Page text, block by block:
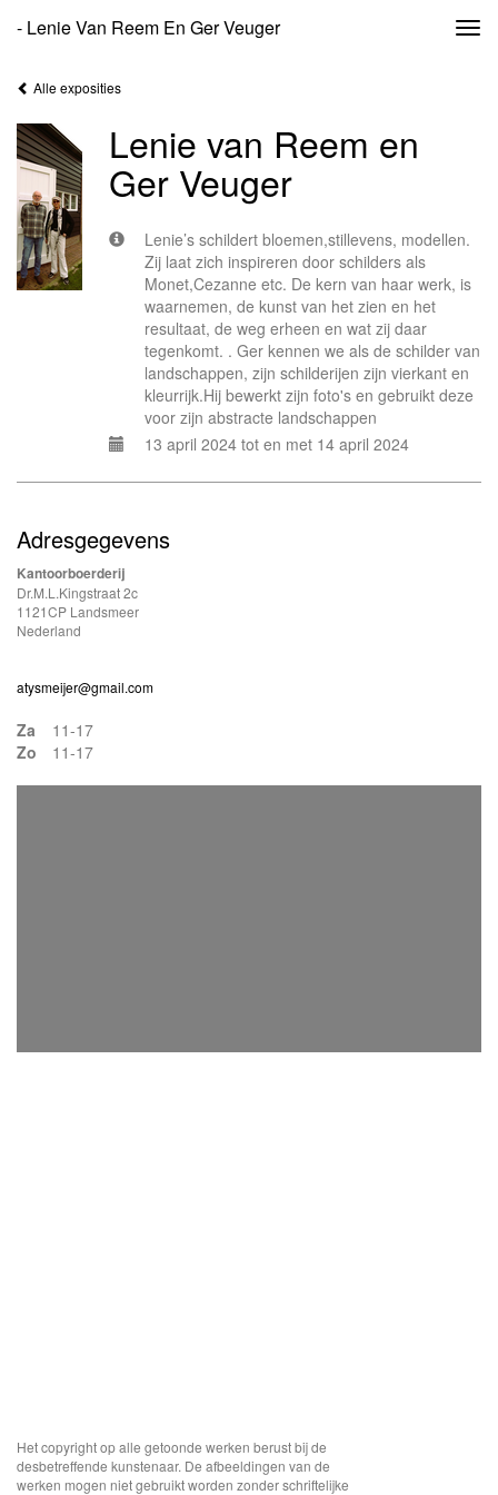
- Lenie Van Reem En Ger Veuger
Alle exposities
Lenie van Reem en
Ger Veuger
Lenie’s schildert bloemen,stillevens, modellen.
Zij laat zich inspireren door schilders als
Monet,Cezanne etc. De kern van haar werk, is
waarnemen, de kunst van het zien en het
resultaat, de weg erheen en wat zij daar
tegenkomt. . Ger kennen we als de schilder van
landschappen, zijn schilderijen zijn vierkant en
kleurrijk.Hij bewerkt zijn foto's en gebruikt deze
voor zijn abstracte landschappen
13 april 2024 tot en met 14 april 2024
Adresgegevens
Kantoorboerderij
Dr.M.L.Kingstraat 2c
1121CP Landsmeer
Nederland
atysmeijer@gmail.com
Za
11-17
Zo
11-17
Het copyright op alle getoonde werken berust bij de
desbetreffende kunstenaar. De afbeeldingen van de
werken mogen niet gebruikt worden zonder schriftelijke